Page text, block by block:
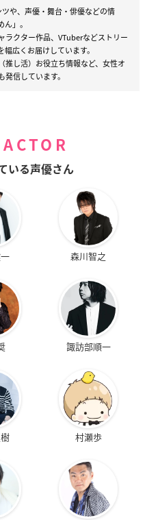
や、声優・舞台・俳優などの情
」。
ラクター作品、VTuberなどストリー
広くお届けしています。
推し活）お役立ち情報など、女性オ
信しています。
いる声優さん
森川智之
諏訪部順一
村瀬歩